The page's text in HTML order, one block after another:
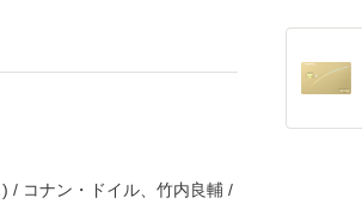
/ コナン・ドイル、竹内良輔 /